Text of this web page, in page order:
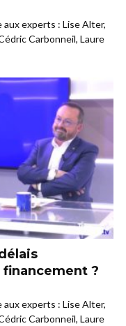
aux experts : Lise Alter,
Carbonneil, Laure
financement ?
aux experts : Lise Alter,
Carbonneil, Laure